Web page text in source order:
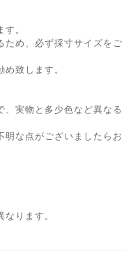
。
ため、必ず採寸サイズをご
致します。
、実物と多少色など異なる
明な点がございましたらお
ります。